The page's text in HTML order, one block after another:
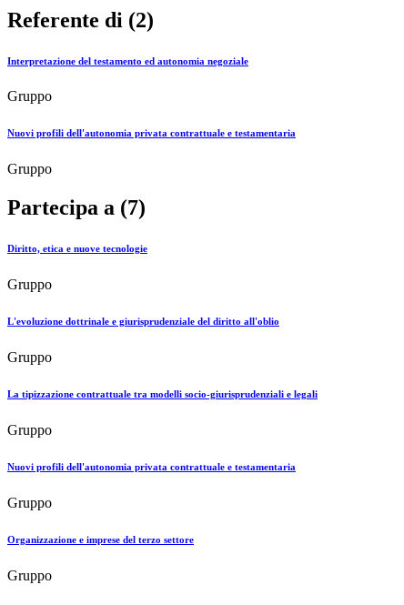
Referente di (2)
Interpretazione del testamento ed autonomia negoziale
Gruppo
Nuovi profili dell'autonomia privata contrattuale e testamentaria
Gruppo
Partecipa a (7)
Diritto, etica e nuove tecnologie
Gruppo
L'evoluzione dottrinale e giurisprudenziale del diritto all'oblio
Gruppo
La tipizzazione contrattuale tra modelli socio-giurisprudenziali e legali
Gruppo
Nuovi profili dell'autonomia privata contrattuale e testamentaria
Gruppo
Organizzazione e imprese del terzo settore
Gruppo